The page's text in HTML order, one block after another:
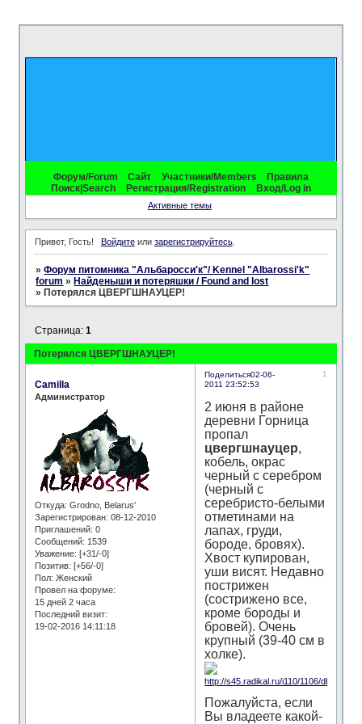
Форум/Forum Сайт Участники/Members
Правила
Поиск|Search
Регистрация/Registration Вход/Log in
Активные темы
Привет, Гость! Войдитеили зарегистрируйтесь.
»Форум питомника "Альбаросси'к"/ Kennel "Albarossi'k"
forum »Найденыши и потеряшки / Found and lost
»Потерялся ЦВЕРГШНАУЦЕР!
Потерялся ЦВЕРГШНАУЦЕР!
Страница:1
Поделиться 1
02-06-
2011 23:52:53
Camilla
Администратор
Откуда: Grodno, Belarus'
Зарегистрирован: 08-12-2010
Приглашений: 0
Сообщений: 1539
Уважение: [+31/-0]
Позитив: [+56/-0]
Пол: Женский
Провел на форуме:
15 дней 2 часа
Последний визит:
19-02-2016 14:11:18
2 июня в районе
деревни Горница
пропал
цвергшнауцер,
кобель, окрас
черный с серебром
(черный с
серебристо-белыми
отметинами на
лапах, груди,
бороде, бровях).
Хвост купирован,
уши висят. Недавно
пострижен
(сострижено все,
кроме бороды и
бровей). Очень
крупный (39-40 см в
холке).
Пожалуйста, если
Вы владеете какой-